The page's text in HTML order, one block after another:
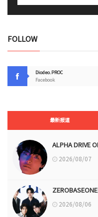
FOLLOW
Diodeo.PROC
Facebook
最新报道
ALPHA DRIVE
2026/08/07
2026/08/06